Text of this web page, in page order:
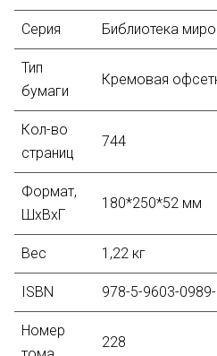
Серия Библиотека
Тип
бумаги
Кремовая
Кол-во
страниц
744
Формат,
ШхВхГ
180*250*52 мм
Вес 1,22 кг
ISBN 978-5-9603-
Номер
228